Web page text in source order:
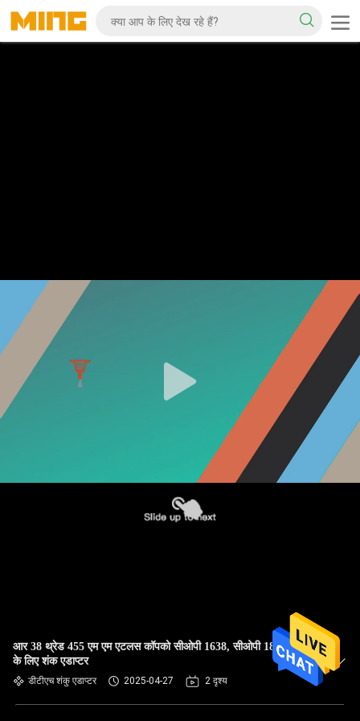
आर 38 थ्रेड 455 एम एम एटलस कॉपको सीओपी 1638, सीओपी 1838 खनन
के लिए शंक एडाप्टर
डीटीएच शंकु एडाप्टर 2025-04-27 2 दृश्य